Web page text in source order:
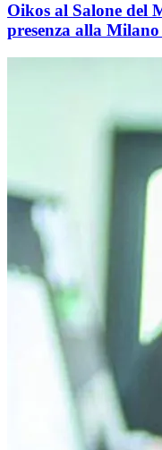
Oikos al Salone del
presenza alla Milano